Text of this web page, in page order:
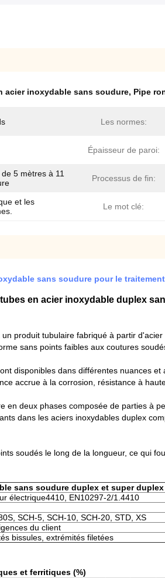
acier inoxydable sans soudure, Pipe
Les normes:
Épaisseur de paroi:
5 mètres à 11
Processus de fin:
et les
Le mot clé:
sans soudure pour le
en acier inoxydable duplex
produit tubulaire fabriqué à partir
sans points faibles aux coutures
disponibles dans différentes nuances
accrue à la corrosion, résistance à
en deux phases composée de parties à
dans les aciers inoxydables duplex
soudés le long de la longueur, ce qui
sans soudure duplex et super duplex
électrique4410, EN10297-2/1.4410
SCH-5, SCH-10, SCH-20, STD, XS
du client
bissules, extrémités filetées
et ferritiques (%)